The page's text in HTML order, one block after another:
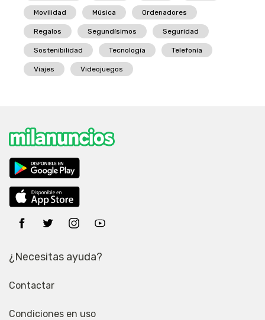
Movilidad Música Ordenadores
Regalos Segundísimos Seguridad
Sostenibilidad Tecnología Telefonía
Viajes Videojuegos
¿Necesitas ayuda?
Contactar
Condiciones en uso